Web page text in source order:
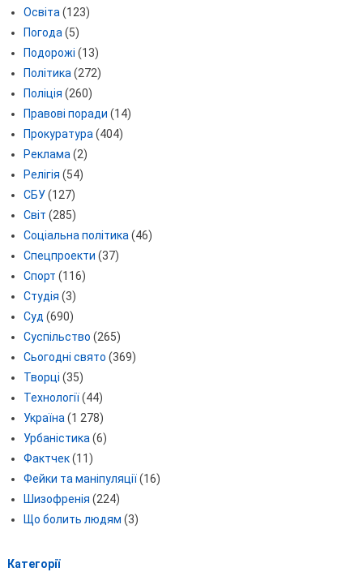
Освіта (123)
Погода (5)
Подорожі (13)
Політика (272)
Поліція (260)
Правові поради (14)
Прокуратура (404)
Реклама (2)
Релігія (54)
СБУ(127)
Світ (285)
Соціальна політика (46)
Спецпроекти (37)
Спорт (116)
Студія (3)
Суд (690)
Суспільство (265)
Сьогодні свято (369)
Творці (35)
Технології(44)
Україна (1 278)
Урбаністика (6)
Фактчек(11)
Фейки та маніпуляції(16)
Шизофренія (224)
Що болить людям (3)
Категорії